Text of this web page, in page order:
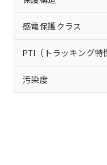
感電保護クラス
PTI（トラッキング特
汚染度
在庫
事
示し
マイ
ビ
部品在庫
月が前後
「ｅ」：
準値以下で
「10」：
質が外部
及ぼさな
当社
場
該第
販
法
り引